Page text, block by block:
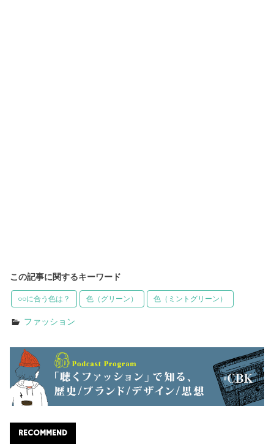
この記事に関するキーワード
○○に合う色は？ 色（グリーン） 色（ミントグリーン）
ファッション
RECOMMEND